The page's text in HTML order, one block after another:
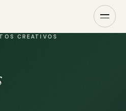
CREATIVOS